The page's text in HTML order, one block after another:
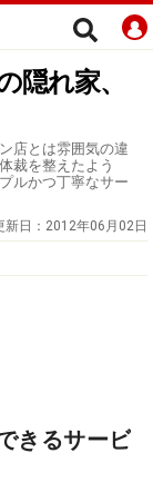
隠れ家、
店とは雰囲気の違
裁を整えたよう
ルかつ丁寧なサー
新日： 2012年06月02日
きるサービ